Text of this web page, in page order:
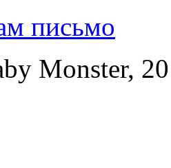
письмо
Monster,